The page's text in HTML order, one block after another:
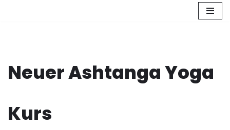
Neuer Ashtanga Yoga
Kurs